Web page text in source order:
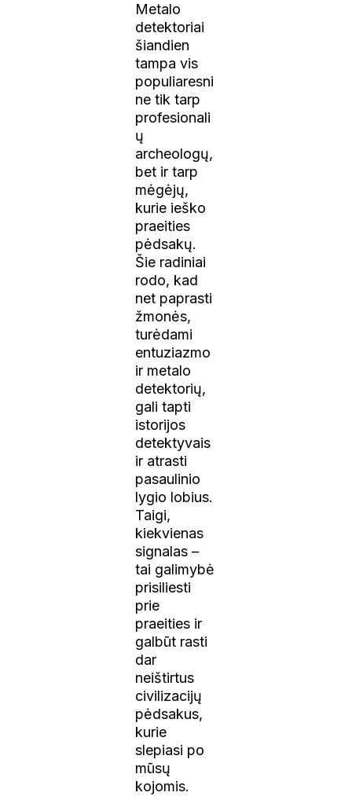
Metalo
detektoriai
šiandien
tampa vis
populiaresni
ne tik tarp
profesionali
ų
archeologų,
bet ir tarp
mėgėjų,
kurie ieško
praeities
pėdsakų.
Šie radiniai
rodo, kad
net paprasti
žmonės,
turėdami
entuziazmo
ir metalo
detektorių,
gali tapti
istorijos
detektyvais
ir atrasti
pasaulinio
lygio lobius.
Taigi,
kiekvienas
signalas –
tai galimybė
prisiliesti
prie
praeities ir
galbūt rasti
dar
neištirtus
civilizacijų
pėdsakus,
kurie
slepiasi po
mūsų
kojomis.